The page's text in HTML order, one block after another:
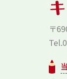
〒